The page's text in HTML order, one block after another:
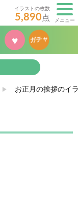
イラストの枚数
5,890点 メニュー
♥ ガチャ
お正月の挨拶のイ